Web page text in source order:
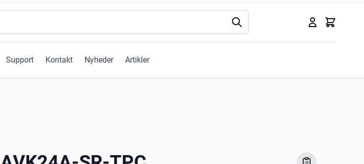
Support Kontakt Nyheder Artikler
Kurv